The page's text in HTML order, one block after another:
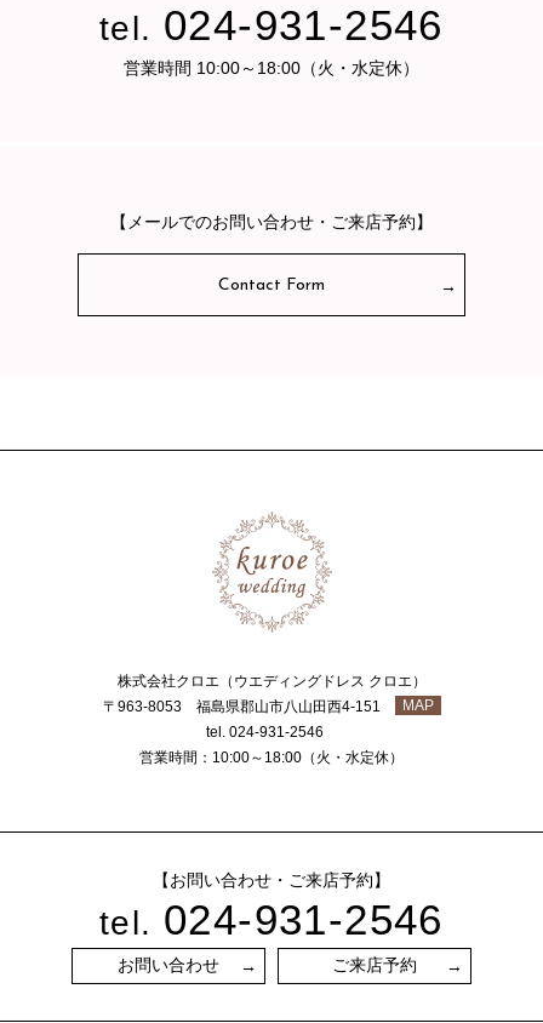
tel. 024-931-2546
営業時間 10:00～18:00（火・水定休）
【メールでのお問い合わせ・ご来店予約】
Contact Form
株式会社クロエ（ウエディングドレス クロエ）
〒963-8053 福島県郡山市八山田西4-151
MAP
tel. 024-931-2546
営業時間：10:00～18:00（火・水定休）
【お問い合わせ・ご来店予約】
tel. 024-931-2546
お問い合わせ ご来店予約